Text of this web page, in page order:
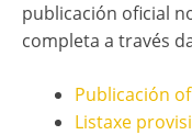
publicación oficial
completa a través
Publicación
Listaxe